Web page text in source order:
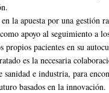
la apuesta por una gestión
apoyo al seguimiento a
propios pacientes en su
es la necesaria
sanidad e industria, para
basados en la